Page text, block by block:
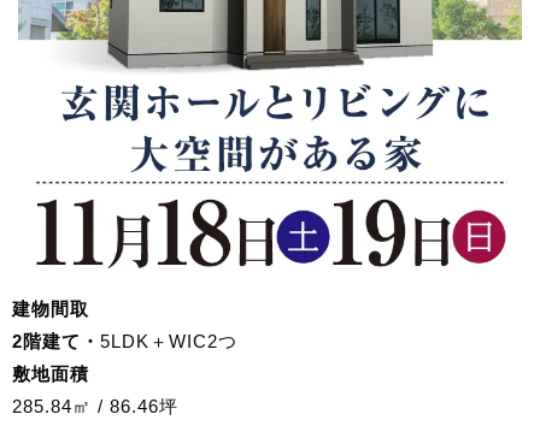
建物間取
2階建て・ 5LDK＋WIC2つ
敷地面積
285.84㎡ / 86.46坪